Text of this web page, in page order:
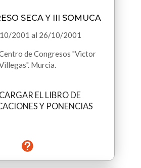
SECA Y III SOMUCA
2001 al 26/10/2001
de Congresos "Victor
Murcia.
EL LIBRO DE
Y PONENCIAS